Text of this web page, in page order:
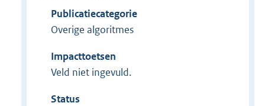
Publicatiecategorie
Overige algoritmes
Impacttoetsen
Veld niet ingevuld.
Status